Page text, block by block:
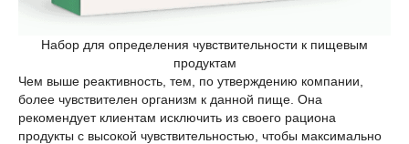
Набор для определения чувствительности к пищевым
продуктам
Чем выше реактивность, тем, по утверждению компании,
более чувствителен организм к данной пище. Она
рекомендует клиентам исключить из своего рациона
продукты с высокой чувствительностью, чтобы максимально